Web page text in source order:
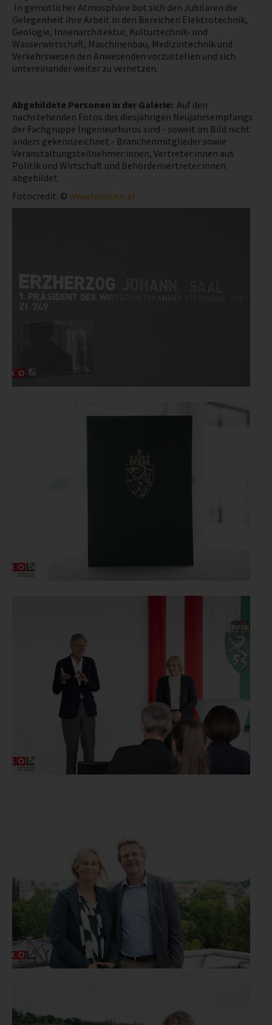
NEWS
PRÜFING
KAMPAGNE
In gemütlicher Atmosphäre bot sich den Jubilaren die
Gelegenheit ihre Arbeit in den Bereichen Elektrotechnik,
Geologie, Innenarchitektur, Kulturtechnik- und
Wasserwirtschaft, Maschinenbau, Medizintechnik und
Verkehrswesen den Anwesenden vorzustellen und sich
untereinander weiter zu vernetzen.
Abgebildete Personen in der Galerie: Auf den
nachstehenden Fotos des diesjährigen Neujahrsempfangs
der Fachgruppe Ingenieurbüros sind - soweit im Bild nicht
anders gekennzeichnet - Branchenmitglieder sowie
Veranstaltungsteilnehmer:innen, Vertreter:innen aus
Politik und Wirtschaft und Behördenvertreter:innen
abgebildet.
Fotocredit: © www.lunatico.at